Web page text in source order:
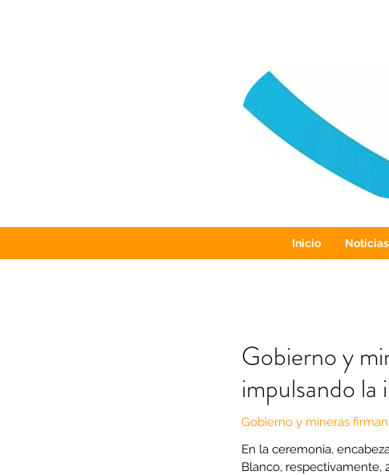
Inicio Noticias
Gobierno y
impulsando
Gobierno y mineras
En la ceremonia,
Blanco, respectivamente,